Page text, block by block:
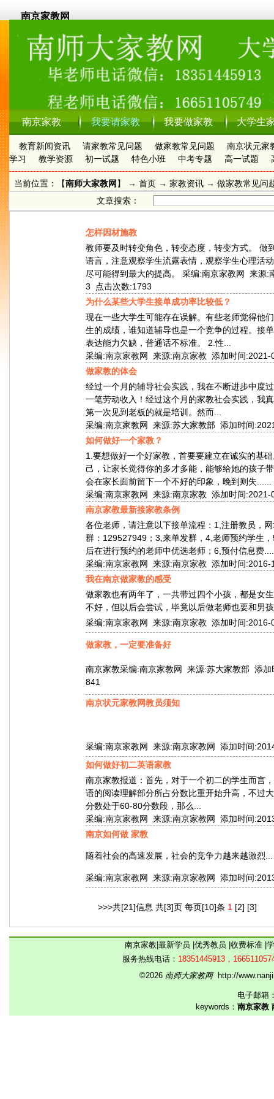
南京家教网
南京家教 我要请家教 我要做家教 大学生
教育新闻资讯 请家教常见问题 做家教常见问题
南京状元家
学习
教学资源 初一试题 特色小班 中考专题 高一试题
当前位置：【南师大家教网 】 → 首页 → 家教资讯 → 做家教常见问
文章搜索：
怎样因材施教
教师要及时转变角色，转变态度，转变方式。 做
语言，注意观察学生流露表情，观察学生心理活
尽可能得到最大的提高。 采编:南京家教网 来源:
3 点击次数:1793
为什么某些大学生接单成功率比较低？
现在一些大学生可能存在误解。有些老师觉得他
生的成绩，谁知道辅导也是一个竞争的过程。接
表达能力欠缺，普通话不标准。 2.性...
采编:南京家教网 来源:南京家教 添加时间
做家教的体会
经过一个月的辅导社会实践，我在不断进步中度
一笔劳动收入！经过这个月的家教社会实践，我
第一次见到老板的就是培训。然而...
采编:南京家教网 来源:苏大家教部 添加时间
如何做好一个家教？
1.要想做好一个好家教，首要要建立在诚实的基
己，让家长觉得你的多才多能，能够给她的孩子
会在家长面前留下一个不好的印象，晚到则失......
采编:南京家教网 来源:南京家教 添加时间
南京家教最新接家教条例
各位老师，请注意以下接单流程：1,注册教员，
群：129527949；3,来单发群，4,老师预约学生
后在进行预约的老师中优选老师；6,预付信息费
采编:南京家教网 来源:南京家教 添加时间
我在南京做家教的感受
做家教也有两年了，一共带过四个小孩，都是女
不好，但以后会尝试，毕竟以后做老师也要和男
采编:南京家教网 来源:南京家教 添加时间
做家教，一定要准备好
南京家教采编:南京家教网 来源:苏大家教部 添
841
南京状元家教网教员须知
采编:南京家教网 来源:南京家教网 添加时间
如何做好初二英语家教
南京家教报道：首先，对于一个初二的学生而言
语的阅读理解部分所占分数比重开始升高，不过
分数处于60-80分数段，那么...
采编:南京家教网 来源:南京家教网 添加时间
南京如何做 家教
随着社会的高速发展，社会的竞争力越来越激烈...
采编:南京家教网 来源:南京家教网 添加时间
>>>共[21]信息 共[3]页 每页[10]条 1 [2] [3]
南京家教 最新学员 优秀教员 收费标准
服务热线电话： 18351445913，
©2026 南师大家教网http://
电子邮箱
keywords： 南京家教